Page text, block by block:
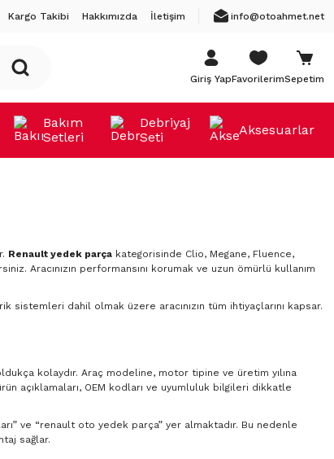
Kargo Takibi Hakkımızda İletişim info@otoahmet.net
Giriş YapFavorilerimSepetim
Bakım
Setleri
Debriyaj
Seti
Aksesuarlar
Renault yedek parça kategorisinde Clio, Megane, Fluence,
Aracınızın performansını korumak ve uzun ömürlü kullanım
sistemleri dahil olmak üzere aracınızın tüm ihtiyaçlarını kapsar.
kolaydır. Araç modeline, motor tipine ve üretim yılına
açıklamaları, OEM kodları ve uyumluluk bilgileri dikkatle
ve “renault oto yedek parça” yer almaktadır. Bu nedenle
sağlar.